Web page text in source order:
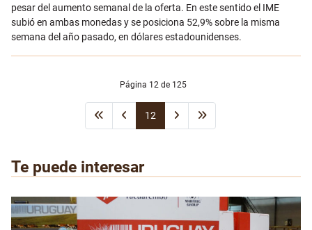
pesar del aumento semanal de la oferta. En este sentido el IME
subió en ambas monedas y se posiciona 52,9% sobre la misma
semana del año pasado, en dólares estadounidenses.
Página 12 de 125
12
Te puede interesar